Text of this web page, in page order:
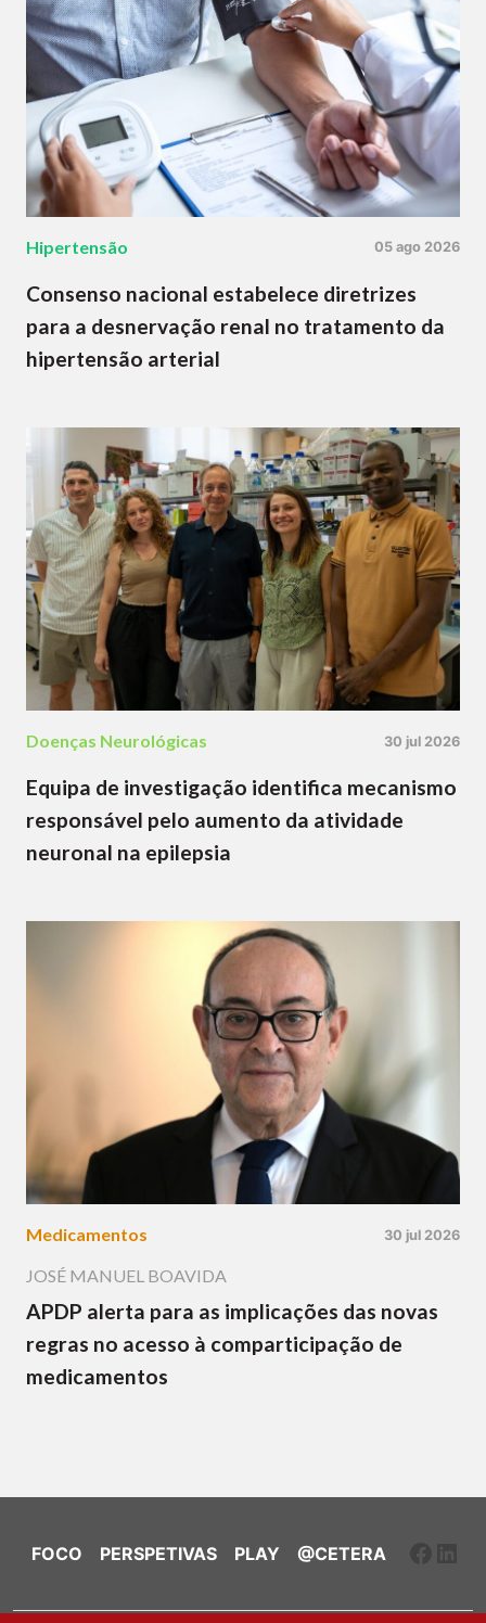
Hipertensão 05 ago 2026
Consenso nacional estabelece diretrizes
para a desnervação renal no tratamento da
hipertensão arterial
Doenças Neurológicas 30 jul 2026
Equipa de investigação identifica mecanismo
responsável pelo aumento da atividade
neuronal na epilepsia
Medicamentos 30 jul 2026
JOSÉ MANUEL BOAVIDA
APDP alerta para as implicações das novas
regras no acesso à comparticipação de
medicamentos
FOCO PERSPETIVAS PLAY @CETERA